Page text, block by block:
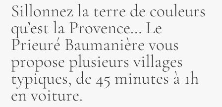
Sillonnez la terre de couleurs
qu’est la Provence… Le
Prieuré Baumanière vous
propose plusieurs villages
typiques, de 45 minutes à 1h
en voiture.